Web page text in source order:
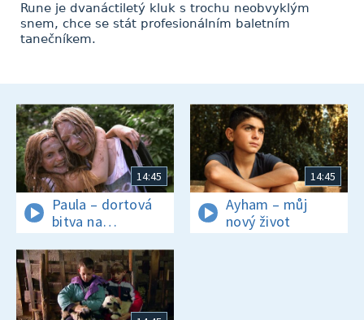
Rune je dvanáctiletý kluk s trochu neobvyklým
snem, chce se stát profesionálním baletním
tanečníkem.
14:45
Paula – dortová
bitva na
rozloučenou
14:45
Ayham – můj
nový život